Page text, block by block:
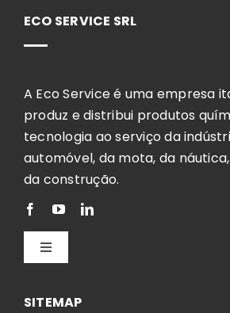
ECO SERVICE SRL
A Eco Service é uma empresa
produz e distribui produtos
tecnologia ao serviço da
automóvel, da mota, da
da construção.
Toggle
SITEMAP